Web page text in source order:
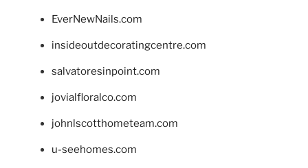
EverNewNails.com
insideoutdecoratingcentre.com
salvatoresinpoint.com
jovialfloralco.com
johnlscotthometeam.com
u-seehomes.com